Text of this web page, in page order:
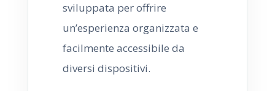
sviluppata per offrire
un’esperienza organizzata e
facilmente accessibile da
diversi dispositivi.